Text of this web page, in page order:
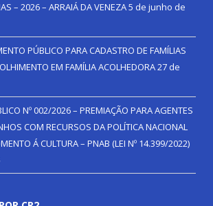
– 2026 – ARRAIÁ DA VENEZA5 de junho de
PÚBLICO PARA CADASTRO DE FAMÍLIAS
EM FAMÍLIA ACOLHEDORA27 de
Nº 002/2026 – PREMIAÇÃO PARA AGENTES
COM RECURSOS DA POLÍTICA NACIONAL
Á CULTURA – PNAB (LEI Nº 14.399/2022)